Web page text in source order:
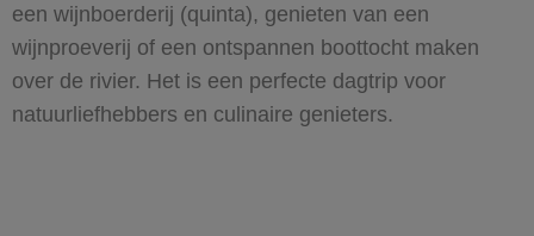
een wijnboerderij (quinta), genieten van een
wijnproeverij of een ontspannen boottocht maken
over de rivier. Het is een perfecte dagtrip voor
natuurliefhebbers en culinaire genieters.